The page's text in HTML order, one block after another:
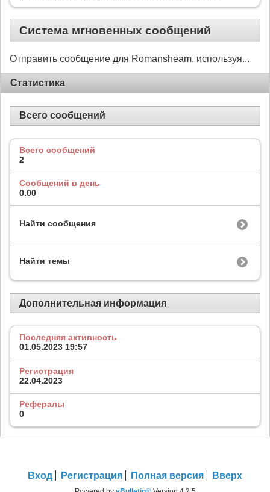
Система мгновенных сообщений
Отправить сообщение для Romansheam, используя...
Статистика
Всего сообщений
Всего сообщений
2
Сообщений в день
0.00
Найти сообщения
Найти темы
Дополнительная информация
Последняя активность
01.05.2023 19:57
Регистрация
22.04.2023
Рефералы
0
Вход Регистрация Полная версия Вверх